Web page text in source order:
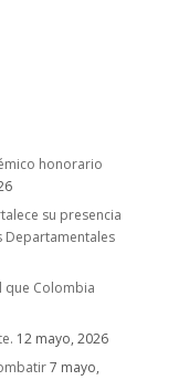
honorario
su presencia
Departamentales
que Colombia
12 mayo, 2026
7 mayo,